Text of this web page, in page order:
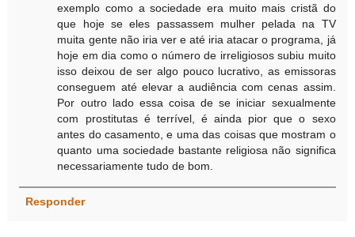
exemplo como a sociedade era muito mais cristã do
que hoje se eles passassem mulher pelada na TV
muita gente não iria ver e até iria atacar o programa, já
hoje em dia como o número de irreligiosos subiu muito
isso deixou de ser algo pouco lucrativo, as emissoras
conseguem até elevar a audiência com cenas assim.
Por outro lado essa coisa de se iniciar sexualmente
com prostitutas é terrível, é ainda pior que o sexo
antes do casamento, e uma das coisas que mostram o
quanto uma sociedade bastante religiosa não significa
necessariamente tudo de bom.
Responder